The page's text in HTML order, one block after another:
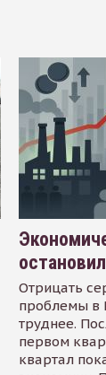
Отрицать
проблемы в
труднее.
первом
квартал